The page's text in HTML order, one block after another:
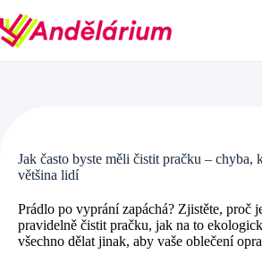
to
content
Jak často byste měli čistit pračku – chyba,
většina lidí
Prádlo po vyprání zapáchá? Zjistěte, proč
pravidelně čistit pračku, jak na to
všechno dělat jinak, aby vaše oblečení